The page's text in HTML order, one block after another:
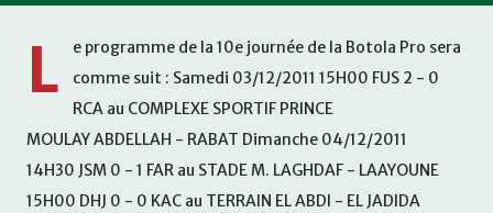
L
e programme de la 10e journée de la Botola Pro sera
comme suit : Samedi 03/12/2011 15H00 FUS 2 - 0
RCA au COMPLEXE SPORTIF PRINCE
MOULAY ABDELLAH - RABAT Dimanche 04/12/2011
14H30 JSM 0 - 1 FAR au STADE M. LAGHDAF - LAAYOUNE
15H00 DHJ 0 - 0 KAC au TERRAIN EL ABDI - EL JADIDA